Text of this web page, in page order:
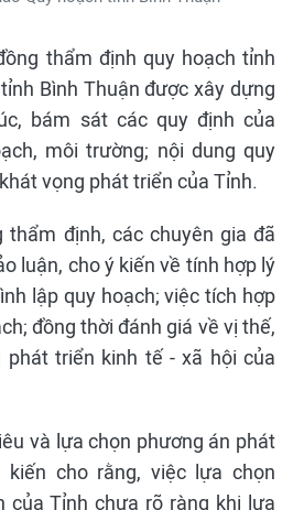
thẩm định quy hoạch tỉnh
Bình Thuận được xây dựng
bám sát các quy định của
môi trường; nội dung quy
vọng phát triển của Tỉnh.
thẩm định, các chuyên gia đã
luận, cho ý kiến về tính hợp lý
lập quy hoạch; việc tích hợp
đồng thời đánh giá về vị thế,
triển kinh tế - xã hội của
và lựa chọn phương án phát
cho rằng, việc lựa chọn
của Tỉnh chưa rõ ràng khi lựa